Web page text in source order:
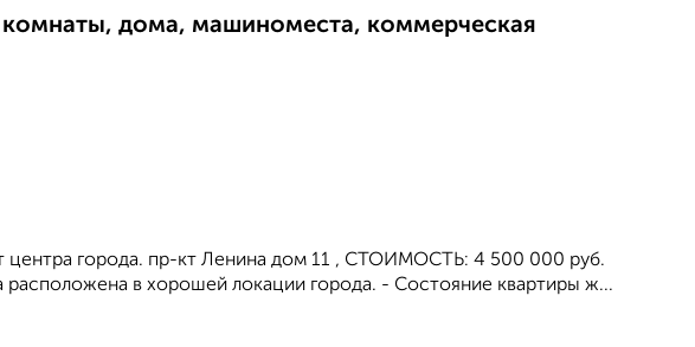
дома, машиноместа, коммерческая
центра города. пр-кт Ленина дом 11 , СТОИМОСТЬ: 4 500 000 руб.
в хорошей локации города. - Состояние квартиры ж...